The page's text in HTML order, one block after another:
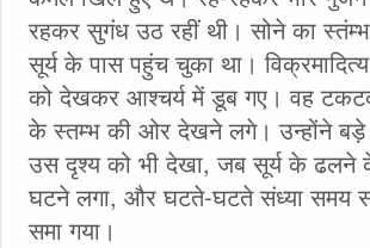
रहकर सुगंध उठ रहीं थी। सोने का
सूर्य के पास पहुंच चुका था।
को देखकर आश्चर्य में डूब गए। वह
के स्तम्भ की ओर देखने लगे। उन्होंने
उस दृश्य को भी देखा, जब सूर्य के ढलने
घटने लगा, और घटते-घटते संध्या समय
समा गया।